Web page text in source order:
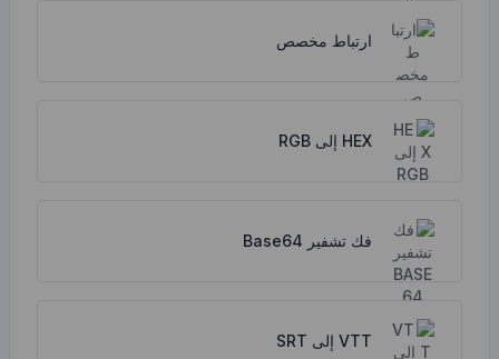
ارتباط مخصص
HEX إلى RGB
فك تشفير Base64
VTT إلى SRT